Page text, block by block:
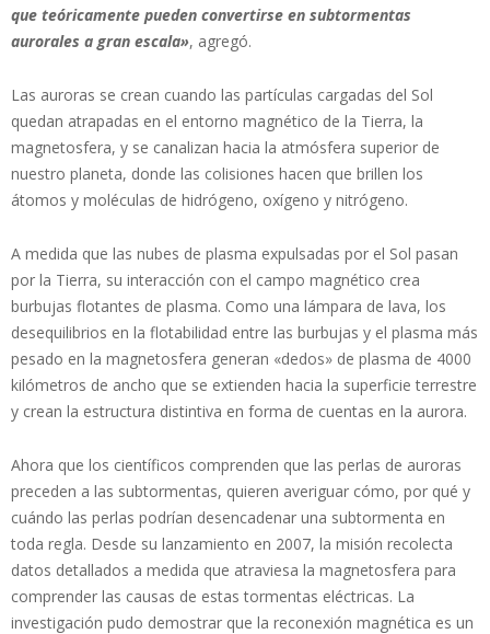
que teóricamente pueden convertirse en subtormentas
aurorales a gran escala», agregó.
Las auroras se crean cuando las partículas cargadas del Sol
quedan atrapadas en el entorno magnético de la Tierra, la
magnetosfera, y se canalizan hacia la atmósfera superior de
nuestro planeta, donde las colisiones hacen que brillen los
átomos y moléculas de hidrógeno, oxígeno y nitrógeno.
A medida que las nubes de plasma expulsadas por el Sol pasan
por la Tierra, su interacción con el campo magnético crea
burbujas flotantes de plasma. Como una lámpara de lava, los
desequilibrios en la flotabilidad entre las burbujas y el plasma más
pesado en la magnetosfera generan «dedos» de plasma de 4000
kilómetros de ancho que se extienden hacia la superficie terrestre
y crean la estructura distintiva en forma de cuentas en la aurora.
Ahora que los científicos comprenden que las perlas de auroras
preceden a las subtormentas, quieren averiguar cómo, por qué y
cuándo las perlas podrían desencadenar una subtormenta en
toda regla. Desde su lanzamiento en 2007, la misión recolecta
datos detallados a medida que atraviesa la magnetosfera para
comprender las causas de estas tormentas eléctricas. La
investigación pudo demostrar que la reconexión magnética es un